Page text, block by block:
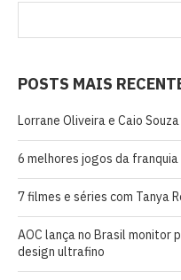
POSTS MAIS
Lorrane Oliveira e Caio
6 melhores jogos da
7 filmes e séries com Tanya
AOC lança no Brasil monitor
design ultrafino